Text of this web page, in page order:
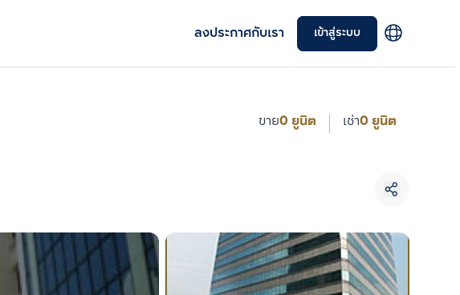
ลงประกาศกับเรา เข้าสู่ระบบ
ขาย0 ยูนิต เช่า0 ยูนิต